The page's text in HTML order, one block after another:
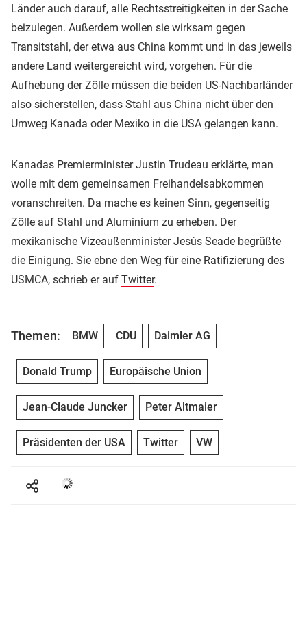
Länder auch darauf, alle Rechtsstreitigkeiten in der Sache
beizulegen. Außerdem wollen sie wirksam gegen
Transitstahl, der etwa aus China kommt und in das jeweils
andere Land weitergereicht wird, vorgehen. Für die
Aufhebung der Zölle müssen die beiden US-Nachbarländer
also sicherstellen, dass Stahl aus China nicht über den
Umweg Kanada oder Mexiko in die USA gelangen kann.
Kanadas Premierminister Justin Trudeau erklärte, man
wolle mit dem gemeinsamen Freihandelsabkommen
voranschreiten. Da mache es keinen Sinn, gegenseitig
Zölle auf Stahl und Aluminium zu erheben. Der
mexikanische Vizeaußenminister Jesús Seade begrüßte
die Einigung. Sie ebne den Weg für eine Ratifizierung des
USMCA, schrieb er auf Twitter.
Themen: BMW CDU Daimler AG
Donald Trump Europäische Union
Jean-Claude Juncker Peter Altmaier
Präsidenten der USA Twitter VW